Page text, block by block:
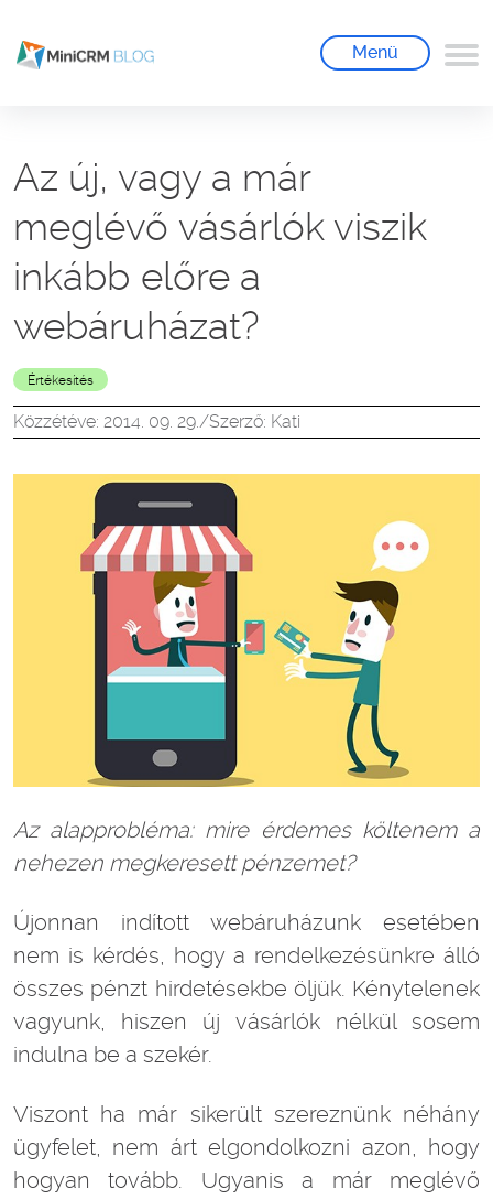
Menü
Az új, vagy a már
meglévő vásárlók viszik
inkább előre a
webáruházat?
Értékesítés
Közzétéve: 2014. 09. 29./Szerző: Kati
Az alapprobléma: mire érdemes költenem a
nehezen megkeresett pénzemet?
Újonnan indított webáruházunk esetében
nem is kérdés, hogy a rendelkezésünkre álló
összes pénzt hirdetésekbe öljük. Kénytelenek
vagyunk, hiszen új vásárlók nélkül sosem
indulna be a szekér.
Viszont ha már sikerült szereznünk néhány
ügyfelet, nem árt elgondolkozni azon, hogy
hogyan tovább. Ugyanis a már meglévő